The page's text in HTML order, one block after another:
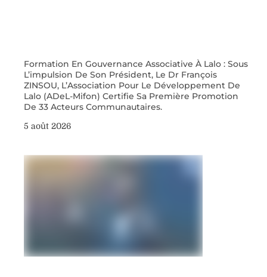
Formation En Gouvernance Associative À Lalo : Sous
L’impulsion De Son Président, Le Dr François
ZINSOU, L’Association Pour Le Développement De
Lalo (ADeL-Mifon) Certifie Sa Première Promotion
De 33 Acteurs Communautaires.
5 août 2026